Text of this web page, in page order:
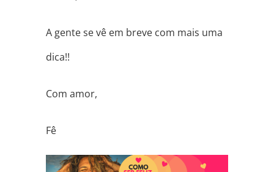
A gente se vê em breve com mais uma
dica!!
Com amor,
Fê